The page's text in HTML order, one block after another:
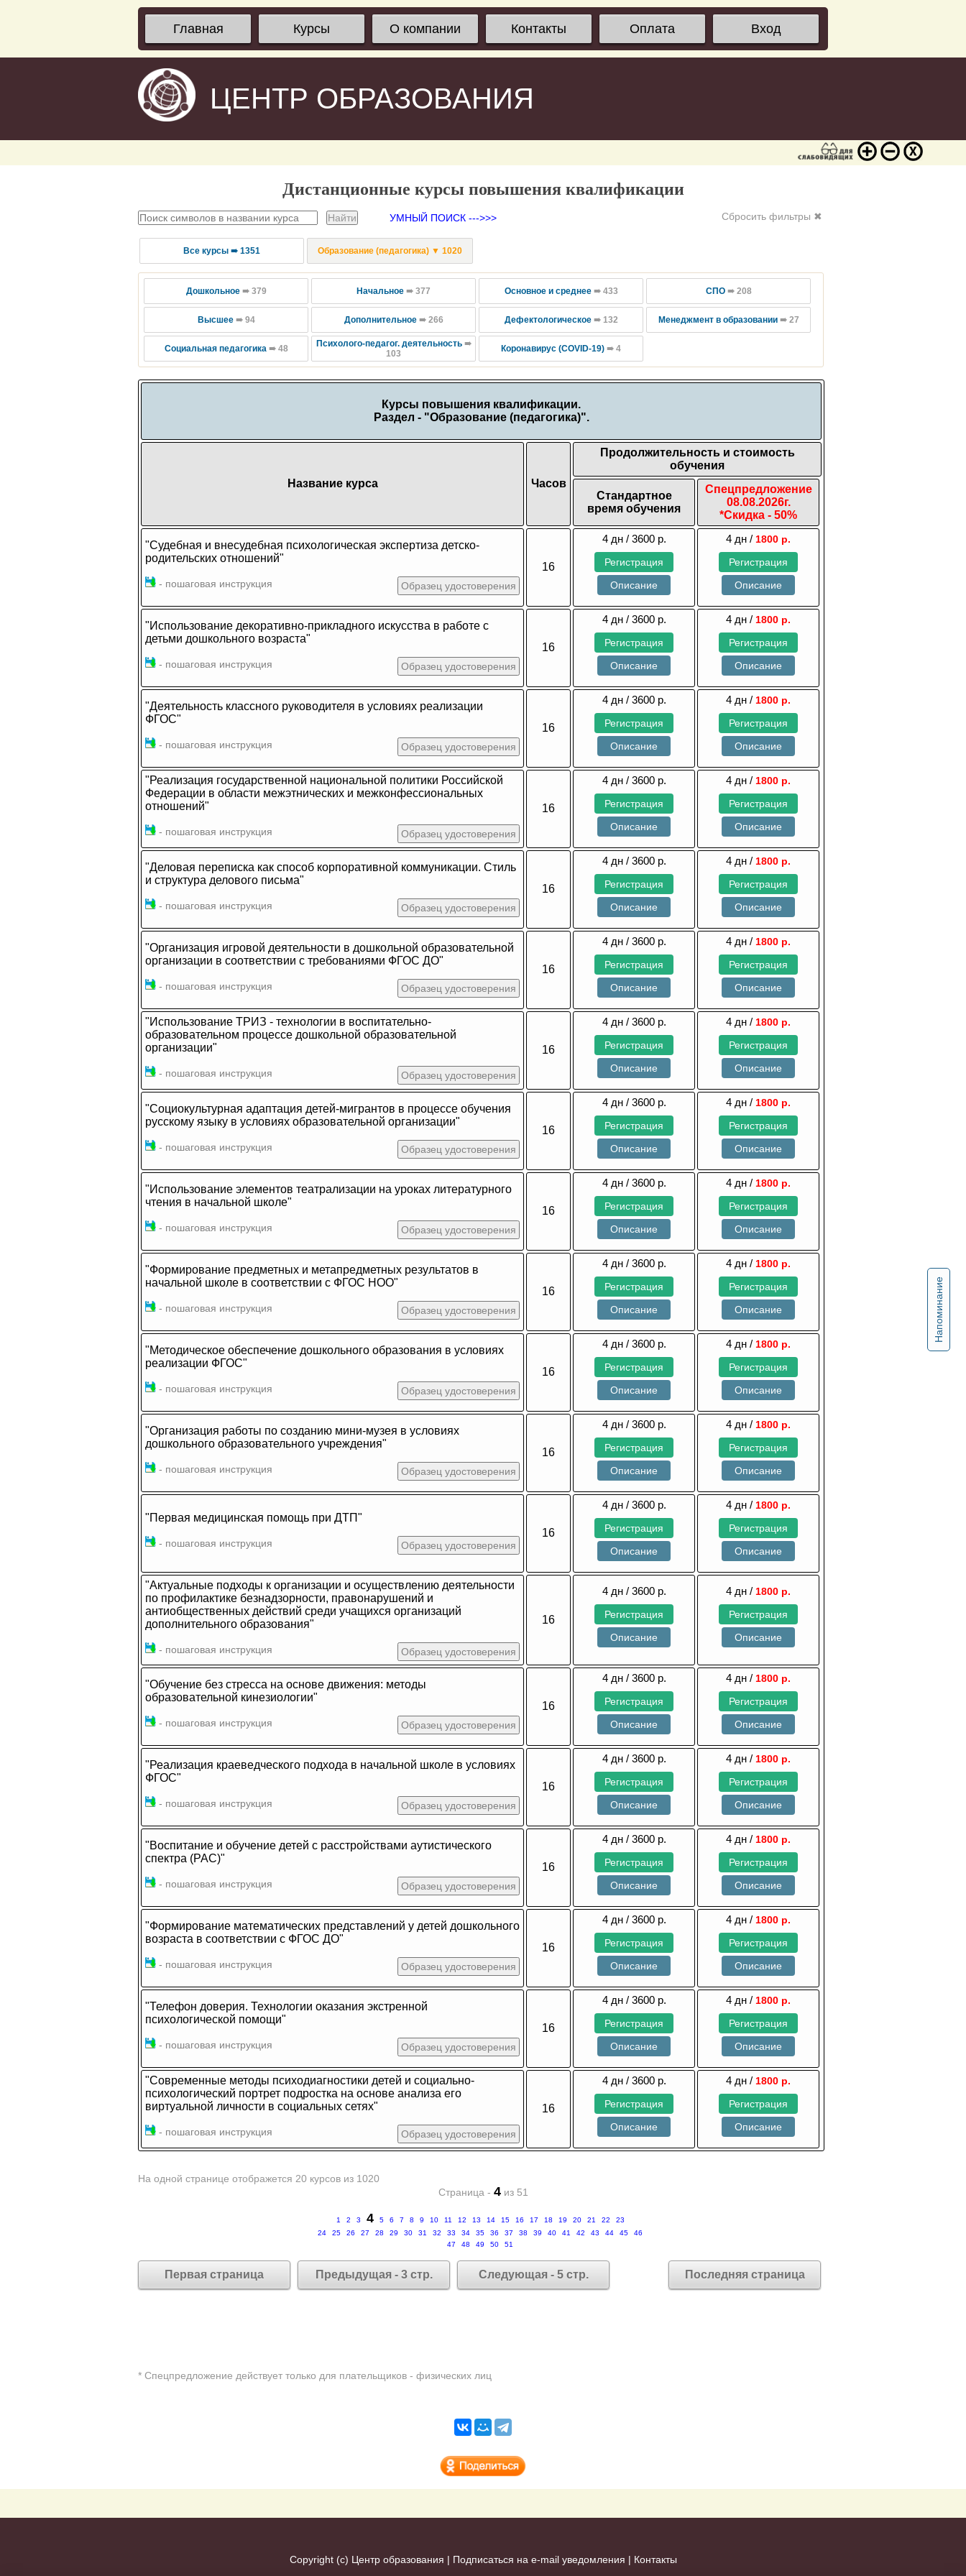
Главная Курсы О компании Контакты Оплата Вход
ЦЕНТР ОБРАЗОВАНИЯ
Напоминание
Дистанционные курсы повышения квалификации
УМНЫЙ ПОИСК --->>> Сбросить фильтры ✖
Все курсы ➠ 1351 Образование (педагогика) ▼ 1020
Дошкольное ➠ 379 Начальное ➠ 377 Основное и среднее ➠ 433 СПО ➠ 208
Высшее ➠ 94 Дополнительное ➠ 266 Дефектологическое ➠ 132 Менеджмент в образовании ➠ 27
Социальная педагогика ➠ 48 Психолого-педагог. деятельность ➠
103
Коронавирус (COVID-19) ➠ 4
Курсы повышения квалификации.
Раздел - "Образование (педагогика)".
Название курса Часов
Продолжительность и стоимость
обучения
Стандартное
время обучения
Спецпредложение
08.08.2026г.
*Скидка - 50%
"Судебная и внесудебная психологическая экспертиза детско-
родительских отношений"
- пошаговая инструкция Образец удостоверения
16
4 дн / 3600 р.
Регистрация
Описание
4 дн / 1800 р.
Регистрация
Описание
"Использование декоративно-прикладного искусства в работе с
детьми дошкольного возраста"
- пошаговая инструкция Образец удостоверения
16
4 дн / 3600 р.
Регистрация
Описание
4 дн / 1800 р.
Регистрация
Описание
"Деятельность классного руководителя в условиях реализации
ФГОС"
- пошаговая инструкция Образец удостоверения
16
4 дн / 3600 р.
Регистрация
Описание
4 дн / 1800 р.
Регистрация
Описание
"Реализация государственной национальной политики Российской
Федерации в области межэтнических и межконфессиональных
отношений"
- пошаговая инструкция Образец удостоверения
16
4 дн / 3600 р.
Регистрация
Описание
4 дн / 1800 р.
Регистрация
Описание
"Деловая переписка как способ корпоративной коммуникации. Стиль
и структура делового письма"
- пошаговая инструкция Образец удостоверения
16
4 дн / 3600 р.
Регистрация
Описание
4 дн / 1800 р.
Регистрация
Описание
"Организация игровой деятельности в дошкольной образовательной
организации в соответствии с требованиями ФГОС ДО"
- пошаговая инструкция Образец удостоверения
16
4 дн / 3600 р.
Регистрация
Описание
4 дн / 1800 р.
Регистрация
Описание
"Использование ТРИЗ - технологии в воспитательно-
образовательном процессе дошкольной образовательной
организации"
- пошаговая инструкция Образец удостоверения
16
4 дн / 3600 р.
Регистрация
Описание
4 дн / 1800 р.
Регистрация
Описание
"Социокультурная адаптация детей-мигрантов в процессе обучения
русскому языку в условиях образовательной организации"
- пошаговая инструкция Образец удостоверения
16
4 дн / 3600 р.
Регистрация
Описание
4 дн / 1800 р.
Регистрация
Описание
"Использование элементов театрализации на уроках литературного
чтения в начальной школе"
- пошаговая инструкция Образец удостоверения
16
4 дн / 3600 р.
Регистрация
Описание
4 дн / 1800 р.
Регистрация
Описание
"Формирование предметных и метапредметных результатов в
начальной школе в соответствии с ФГОС НОО"
- пошаговая инструкция Образец удостоверения
16
4 дн / 3600 р.
Регистрация
Описание
4 дн / 1800 р.
Регистрация
Описание
"Методическое обеспечение дошкольного образования в условиях
реализации ФГОС"
- пошаговая инструкция Образец удостоверения
16
4 дн / 3600 р.
Регистрация
Описание
4 дн / 1800 р.
Регистрация
Описание
"Организация работы по созданию мини-музея в условиях
дошкольного образовательного учреждения"
- пошаговая инструкция Образец удостоверения
16
4 дн / 3600 р.
Регистрация
Описание
4 дн / 1800 р.
Регистрация
Описание
"Первая медицинская помощь при ДТП"
- пошаговая инструкция Образец удостоверения
16
4 дн / 3600 р.
Регистрация
Описание
4 дн / 1800 р.
Регистрация
Описание
"Актуальные подходы к организации и осуществлению деятельности
по профилактике безнадзорности, правонарушений и
антиобщественных действий среди учащихся организаций
дополнительного образования"
- пошаговая инструкция Образец удостоверения
16
4 дн / 3600 р.
Регистрация
Описание
4 дн / 1800 р.
Регистрация
Описание
"Обучение без стресса на основе движения: методы
образовательной кинезиологии"
- пошаговая инструкция Образец удостоверения
16
4 дн / 3600 р.
Регистрация
Описание
4 дн / 1800 р.
Регистрация
Описание
"Реализация краеведческого подхода в начальной школе в условиях
ФГОС"
- пошаговая инструкция Образец удостоверения
16
4 дн / 3600 р.
Регистрация
Описание
4 дн / 1800 р.
Регистрация
Описание
"Воспитание и обучение детей с расстройствами аутистического
спектра (РАС)"
- пошаговая инструкция Образец удостоверения
16
4 дн / 3600 р.
Регистрация
Описание
4 дн / 1800 р.
Регистрация
Описание
"Формирование математических представлений у детей дошкольного
возраста в соответствии с ФГОС ДО"
- пошаговая инструкция Образец удостоверения
16
4 дн / 3600 р.
Регистрация
Описание
4 дн / 1800 р.
Регистрация
Описание
"Телефон доверия. Технологии оказания экстренной
психологической помощи"
- пошаговая инструкция Образец удостоверения
16
4 дн / 3600 р.
Регистрация
Описание
4 дн / 1800 р.
Регистрация
Описание
"Современные методы психодиагностики детей и социально-
психологический портрет подростка на основе анализа его
виртуальной личности в социальных сетях"
- пошаговая инструкция Образец удостоверения
16
4 дн / 3600 р.
Регистрация
Описание
4 дн / 1800 р.
Регистрация
Описание
На одной странице отображется 20 курсов из 1020
Страница - 4из 51
1 2 3 4 5 6 7 8 9 10 11 12 13 14 15 16 17 18 19 20 21 22
23
24
25 26 27 28 29 30 31 32 33 34 35 36 37 38 39 40 41 42 43 44 45
46
47
48 49 50 51
Первая страница Последняя страница
Предыдущая - 3 стр. Следующая - 5 стр.
* Cпецпредложение действует только для плательщиков - физических лиц
Copyright (c) Центр образования | Подписаться на e-mail уведомления | Контакты